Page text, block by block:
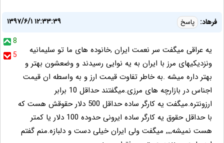
فرهاد: پاسخ
۱۳۹۷/۶/۱ ۱۲:۳۳:۳۹
8
5
یه عراقی میگفت سر نعمت ایران ,خانوده های ما تو سلیمانیه
ونزدیکیهای مرز با ایران به یه نوایی رسیدند و وضعشون بهتر و
بهتر داره میشه .به خاطر تفاوت قیمت ارز و به واسطه ان قیمت
اجناس در بازارچه های مرزی.میگفتند حداقل 10 برابر
ارزونتره.میگفت یه کارگر ساده حداقل 500 دلار حقوقش هست که
با حداقل حقوق یه کارگر ساده ایرونی حدوده 100 دلار یا کمتر
هست نمیشه,,,, میگفت ولی ایران خیلی دست و دلبازه.منم گفتم